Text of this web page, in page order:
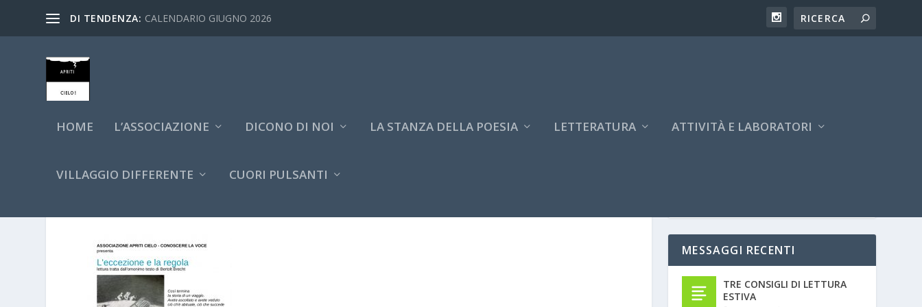
DI TENDENZA: CALENDARIO GIUGNO 2026
HOME L’ASSOCIAZIONE DICONO DI NOI LA STANZA DELLA POESIA LETTERATURA ATTIVITÀ E LABORATORI
VILLAGGIO DIFFERENTE CUORI PULSANTI
MESSAGGI RECENTI
TRE CONSIGLI DI LETTURA
ESTIVA